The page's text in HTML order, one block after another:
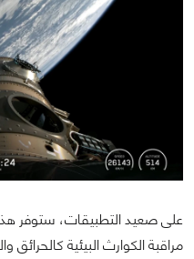
على صعيد التطبيقات، ستوفر
مراقبة الكوارث البيئية